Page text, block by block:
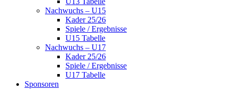
Nachwuchs – U15
Kader 25/26
Spiele / Ergebnisse
U15 Tabelle
Nachwuchs – U17
Kader 25/26
Spiele / Ergebnisse
U17 Tabelle
Sponsoren